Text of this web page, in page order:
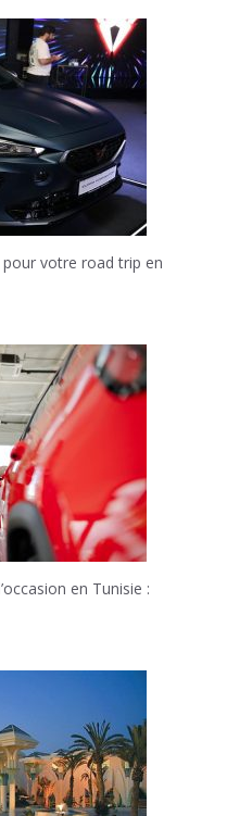
pour votre road trip en
en Tunisie :